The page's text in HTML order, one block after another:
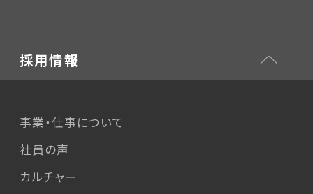
採用情報
事業・仕事について
社員の声
カルチャー